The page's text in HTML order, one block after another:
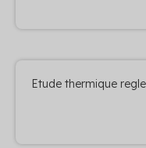
Etude thermique